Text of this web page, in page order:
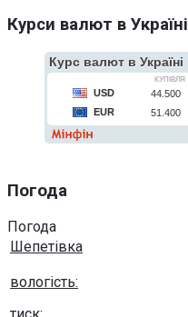
Курси валют в Україні
Погода
Погода
Шепетівка
вологість: